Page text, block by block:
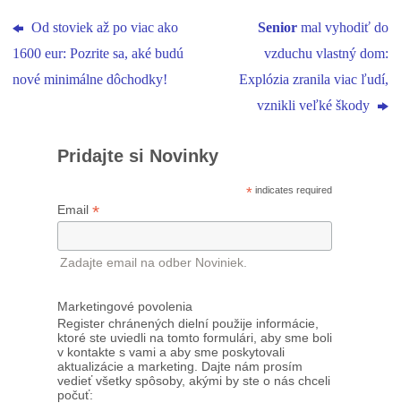
Od stoviek až po viac ako
1600 eur: Pozrite sa, aké budú
nové minimálne dôchodky!
Seniormal vyhodiť do
vzduchu vlastný dom:
Explózia zranila viac ľudí,
vznikli veľké škody
Pridajte si Novinky
* indicates required
Email *
Zadajte email na odber Noviniek.
Marketingové povolenia
Register chránených dielní použije informácie,
ktoré ste uviedli na tomto formulári, aby sme boli
v kontakte s vami a aby sme poskytovali
aktualizácie a marketing. Dajte nám prosím
vedieť všetky spôsoby, akými by ste o nás chceli
počuť: